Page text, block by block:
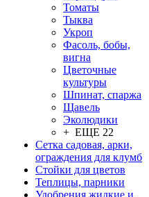
Томаты
Тыква
Укроп
Фасоль, бобы,
вигна
Цветочные
культуры
Шпинат, спаржа
Щавель
Эколюдики
+ ЕЩЕ 22
Сетка садовая, арки,
ограждения для клумб
Стойки для цветов
Теплицы, парники
Удобрения жидкие и